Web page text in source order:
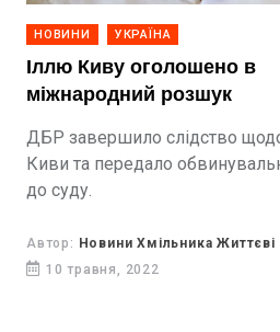
НОВИНИ УКРАЇНА
Іллю Киву оголошено в
міжнародний розшук
ДБР завершило слідство щодо
Киви та передало
до суду.
Автор: Новини Хмільника Життєві
10 травня, 2022